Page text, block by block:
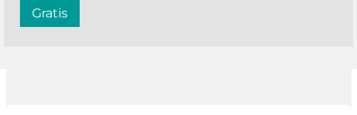
Gratis